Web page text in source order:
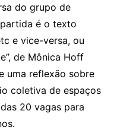
do grupo de
é o texto
e vice-versa, ou
de Mônica Hoff
uma reflexão sobre
coletiva de espaços
20 vagas para